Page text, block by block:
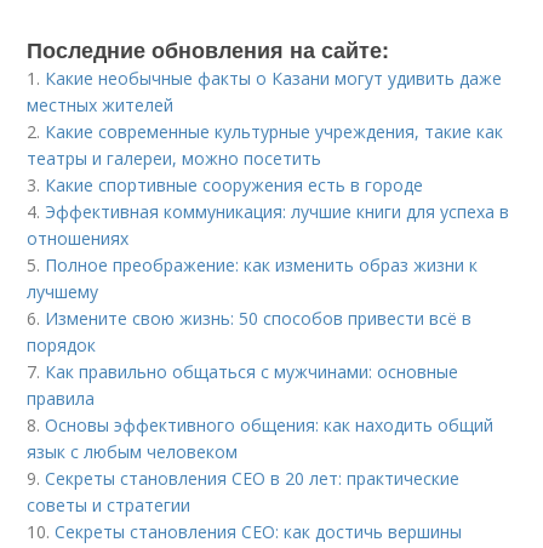
Последние обновления на сайте:
1. Какие необычные факты о Казани могут удивить даже
местных жителей
2. Какие современные культурные учреждения, такие как
театры и галереи, можно посетить
3. Какие спортивные сооружения есть в городе
4. Эффективная коммуникация: лучшие книги для успеха в
отношениях
5. Полное преображение: как изменить образ жизни к
лучшему
6. Измените свою жизнь: 50 способов привести всё в
порядок
7. Как правильно общаться с мужчинами: основные
правила
8.Основы эффективного общения: как находить общий
язык с любым человеком
9.Секреты становления CEO в 20 лет: практические
советы и стратегии
10.Секреты становления CEO: как достичь вершины